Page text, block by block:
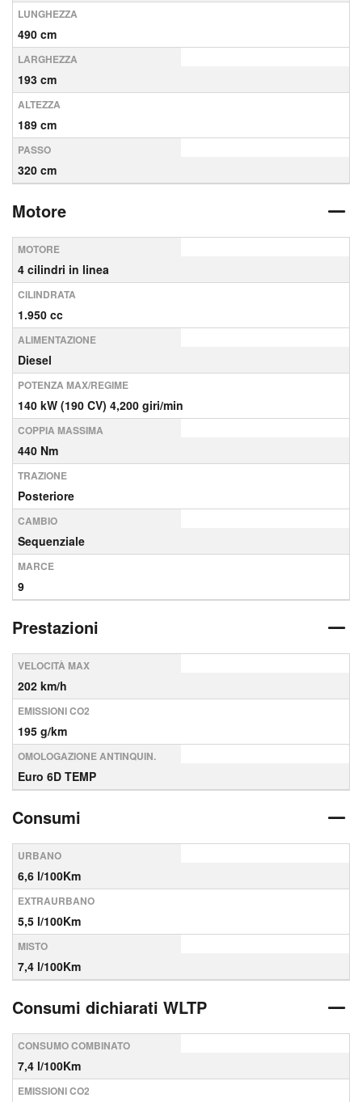
LUNGHEZZA
490 cm
LARGHEZZA
193 cm
ALTEZZA
189 cm
PASSO
320 cm
Motore
MOTORE
4 cilindri in linea
CILINDRATA
1.950 cc
ALIMENTAZIONE
Diesel
POTENZA MAX/REGIME
140 kW (190 CV) 4,200 giri/min
COPPIA MASSIMA
440 Nm
TRAZIONE
Posteriore
CAMBIO
Sequenziale
MARCE
9
Prestazioni
VELOCITÀ MAX
202 km/h
EMISSIONI CO2
195 g/km
OMOLOGAZIONE ANTINQUIN.
Euro 6D TEMP
Consumi
URBANO
6,6 l/100Km
EXTRAURBANO
5,5 l/100Km
MISTO
7,4 l/100Km
Consumi dichiarati WLTP
CONSUMO COMBINATO
7,4 l/100Km
EMISSIONI CO2